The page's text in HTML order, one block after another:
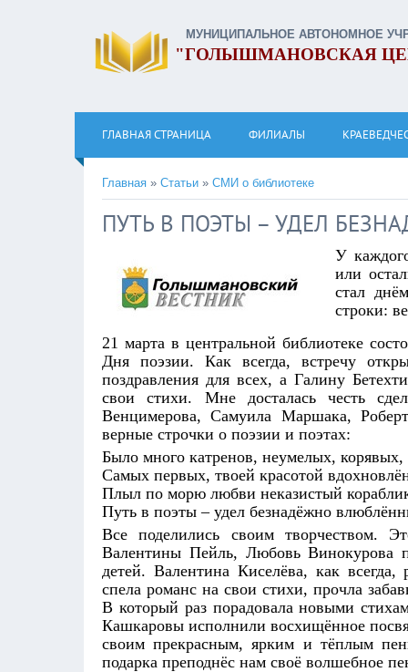
МУНИЦИПАЛЬНОЕ АВТОНОМНОЕ
"ГОЛЫШМАНОВСКАЯ
ГЛАВНАЯ СТРАНИЦА ФИЛИАЛЫ
Главная » Статьи » СМИ о библиотеке
ПУТЬ В ПОЭТЫ – УДЕЛ
У
или
стал
строки:
21 марта в центральной библиотеке
Дня поэзии. Как всегда, встречу
поздравления для всех, а Галину
свои стихи. Мне досталась честь
Венцимерова, Самуила Маршака,
верные строчки о поэзии и поэтах:
Было много катренов, неумелых, корявых,
Самых первых, твоей красотой
Плыл по морю любви неказистый
Путь в поэты – удел безнадёжно
Все поделились своим творчеством.
Валентины Пейль, Любовь Винокурова
детей. Валентина Киселёва, как
спела романс на свои стихи, прочла
В который раз порадовала новыми
Кашкаровы исполнили восхищённое
своим прекрасным, ярким и тёплым
подарка преподнёс нам своё волшебное